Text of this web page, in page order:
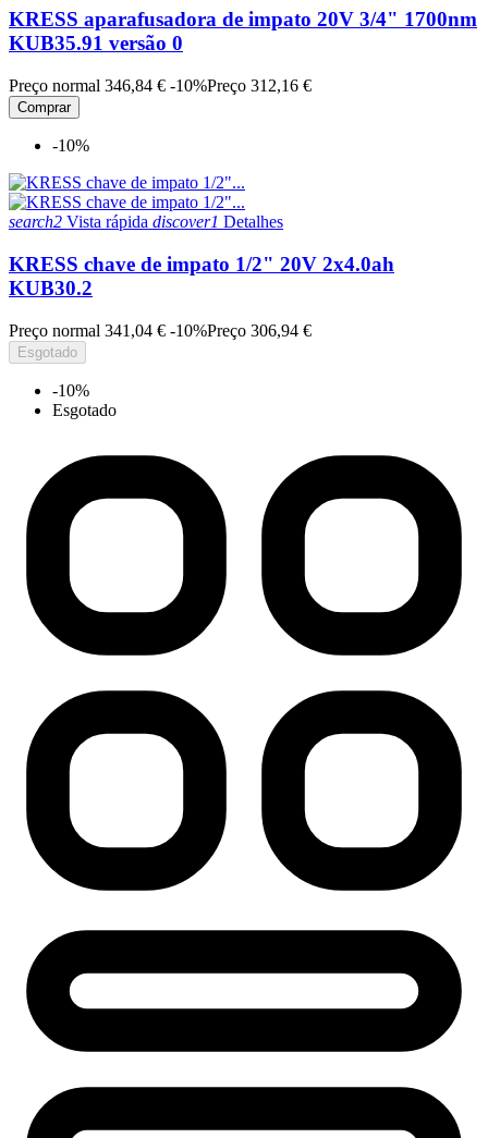
KRESS aparafusadora de impato 20V 3/4" 1700nm
KUB35.91 versão 0
Preço normal 346,84 € -10%Preço 312,16 €
Comprar
-10%
search2 Vista rápida discover1 Detalhes
KRESS chave de impato 1/2" 20V 2x4.0ah
KUB30.2
Preço normal 341,04 € -10%Preço 306,94 €
Esgotado
-10%
Esgotado